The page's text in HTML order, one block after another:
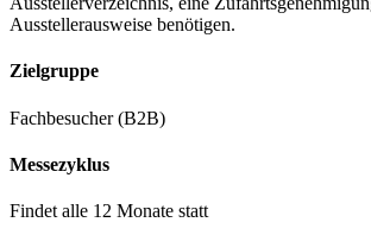
Ausstellerausweise benötigen.
Zielgruppe
Fachbesucher (B2B)
Messezyklus
Findet alle 12 Monate statt